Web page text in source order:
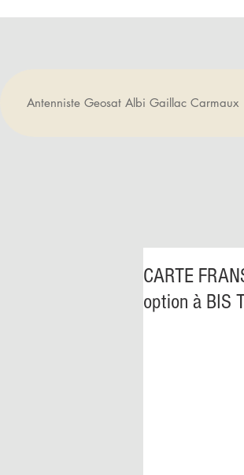
Antenniste Geosat Albi Gaillac Carmaux
CARTE
option à BIS